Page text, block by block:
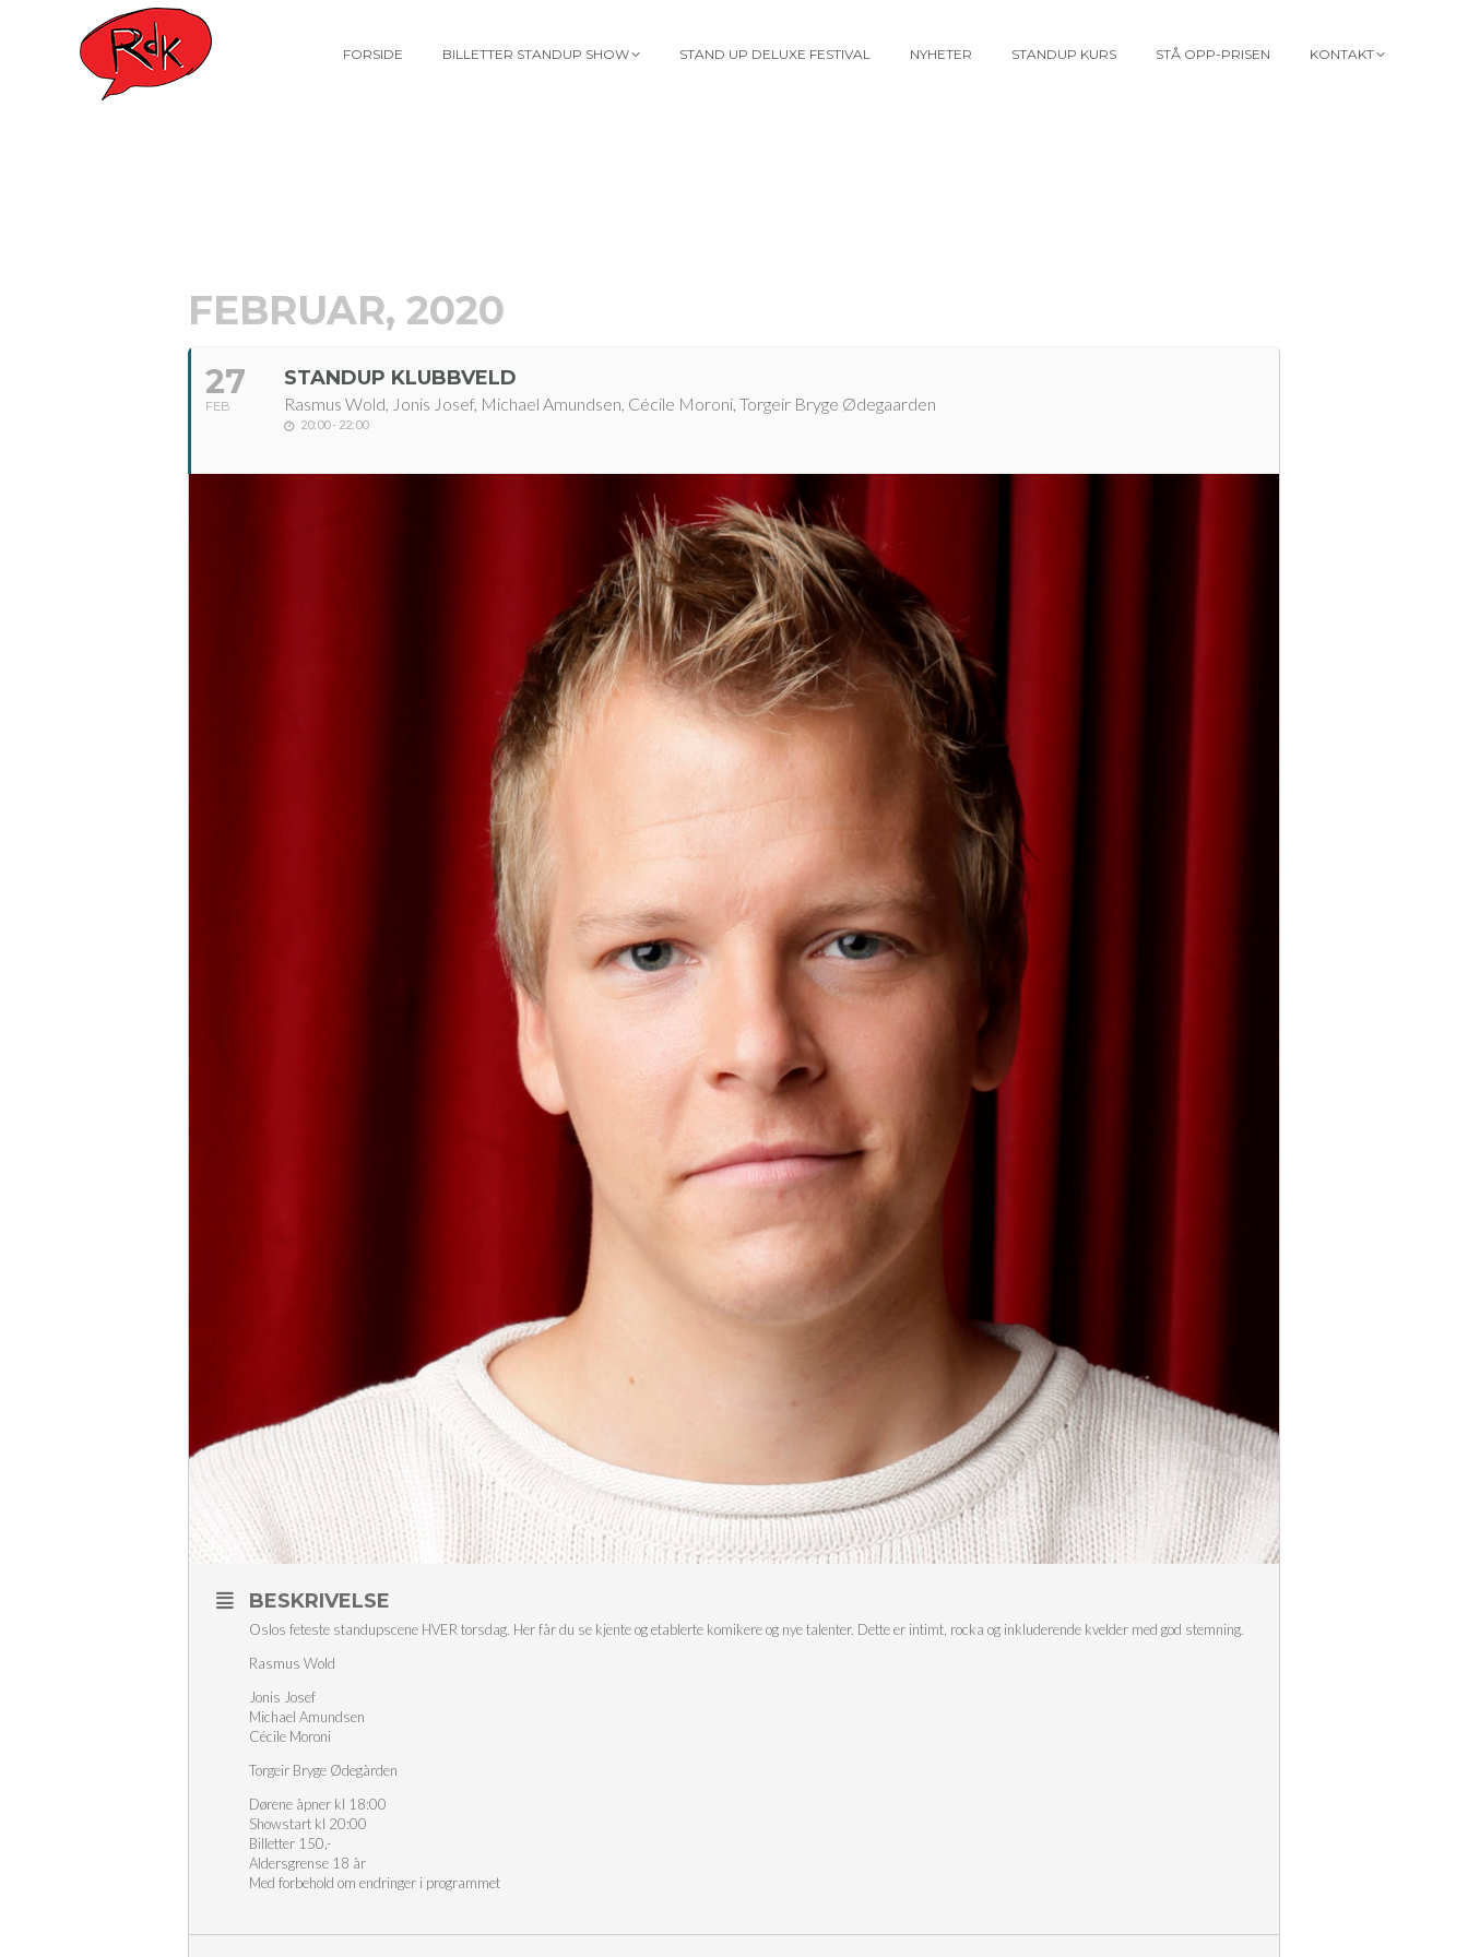
FORSIDE BILLETTER STANDUP SHOW STAND UP DELUXE FESTIVAL NYHETER STANDUP KURS STÅ OPP-PRISEN KONTAKT
FEBRUAR, 2020
27
FEB
STANDUP KLUBBVELD
Rasmus Wold, Jonis Josef, Michael Amundsen, Cécile Moroni, Torgeir Bryge Ødegaarden
20:00 - 22:00
BESKRIVELSE
Oslos feteste standupscene HVER torsdag. Her får du se kjente og etablerte komikere og nye talenter. Dette er intimt, rocka og inkluderende kvelder med god stemning.
Rasmus Wold
Jonis Josef
Michael Amundsen
Cécile Moroni
Torgeir Bryge Ødegården
Dørene åpner kl 18:00
Showstart kl 20:00
Billetter 150,-
Aldersgrense 18 år
Med forbehold om endringer i programmet